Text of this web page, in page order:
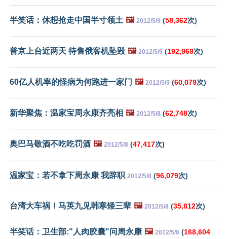
半笑话：休想抢走中国半寸领土 🖼️ 2012/5/9 (58,362次)
普京上台近两天 待售俄客机坠毁 🖼️ 2012/5/9 (192,969次)
60亿人机率的怪病为何跑进一家门 🖼️ 2012/5/9 (60,079次)
新华聚焦：温家宝周永康齐亮相 🖼️ 2012/5/8 (62,748次)
奥巴马敬酒不吃吃罚酒 🖼️ 2012/5/8 (47,417次)
温家宝：若不拿下周永康 我辞职 2012/5/8 (96,079次)
台湾大车祸！马英九见韩寒矮三辈 🖼️ 2012/5/8 (35,812次)
半笑话：卫生部:"人肉胶囊"问周永康 🖼️ 2012/5/8 (168,604